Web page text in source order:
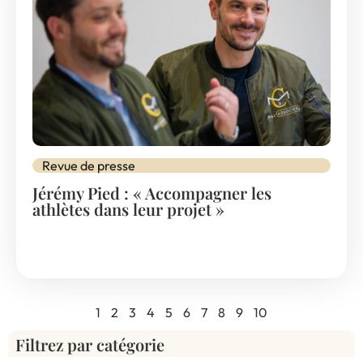
Revue de presse
Jérémy Pied : « Accompagner les
athlètes dans leur projet »
1 2 3 4 5 6 7 8 9 10
Filtrez par catégorie